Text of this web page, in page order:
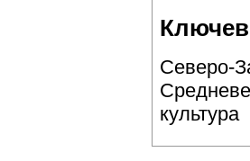
Северо-
культура